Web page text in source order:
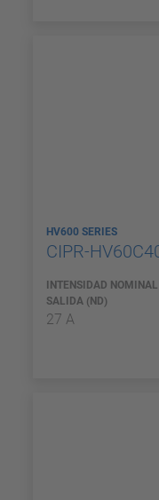
HV600 SERIES
CIPR-
INTENSIDAD
SALIDA (ND)
27 A